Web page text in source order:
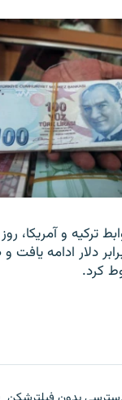
ترکیه و آمریکا،
دلار ادامه